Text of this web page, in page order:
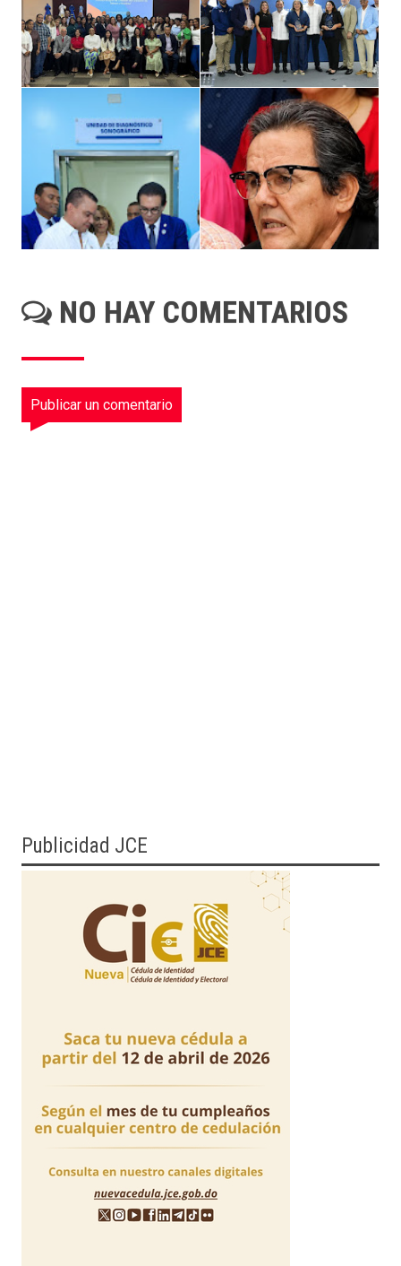
NO HAY COMENTARIOS
Publicar un comentario
Publicidad JCE